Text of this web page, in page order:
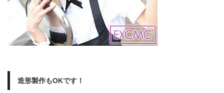
造形製作もOKです！